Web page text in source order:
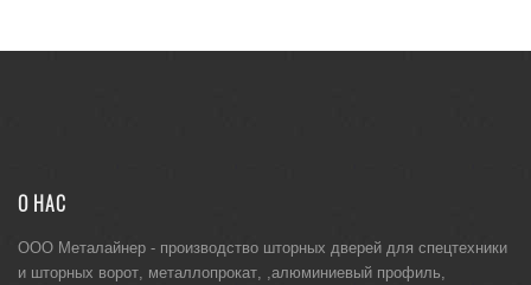
О НАС
ООО Металайнер - производство шторных дверей для спецтехники
и шторных ворот металлопрокат алюминиевый профиль